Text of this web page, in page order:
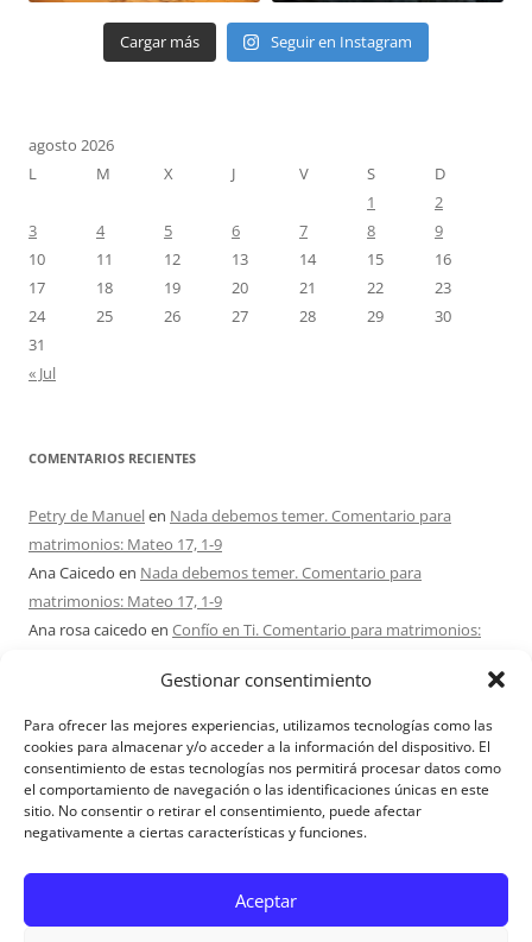
Gestionar consentimiento
Para ofrecer las mejores experiencias, utilizamos tecnologías como las
cookies para almacenar y/o acceder a la información del dispositivo. El
consentimiento de estas tecnologías nos permitirá procesar datos como
el comportamiento de navegación o las identificaciones únicas en este
sitio. No consentir o retirar el consentimiento, puede afectar
negativamente a ciertas características y funciones.
Aceptar
Cargar más Seguir en Instagram
agosto 2026
L
M X J V S
D
1
2
3
4 5 6 7 8
9
10
11 12 13 14 15
16
17
18 19 20 21 22
23
24
25 26 27 28 29
30
31
« Jul
COMENTARIOS RECIENTES
Petry de Manuelen Nada debemos temer. Comentario para
matrimonios: Mateo 17, 1-9
Ana Caicedo en Nada debemos temer. Comentario para
matrimonios: Mateo 17, 1-9
Ana rosa caicedo en Confío en Ti. Comentario para matrimonios:
en¿Ser o hacer? Comentario para Matrimonios:
Mateo 15, 1-2. 10-14
Maria Asuncion Herrero Mendezen¿Ser o hacer? Comentario para
Matrimonios: Mateo 15, 1-2. 10-14